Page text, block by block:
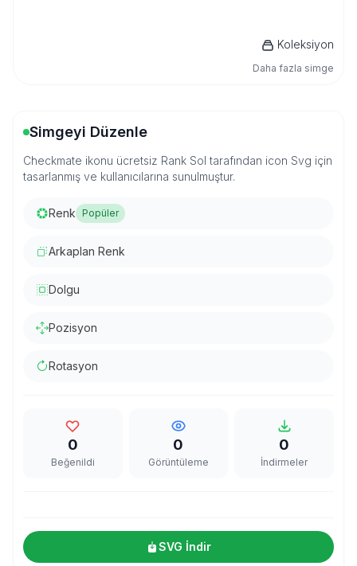
Koleksiyon
Daha fazla simge
Simgeyi Düzenle
Checkmate ikonu ücretsiz Rank Sol tarafından icon Svg için
tasarlanmış ve kullanıcılarına sunulmuştur.
Renk Popüler
Arkaplan Renk
Dolgu
Pozisyon
Rotasyon
0
Beğenildi
0
Görüntüleme
0
İndirmeler
SVG İndir